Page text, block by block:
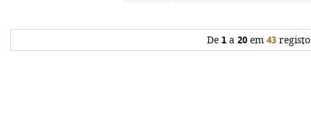
De 1a 20em 43